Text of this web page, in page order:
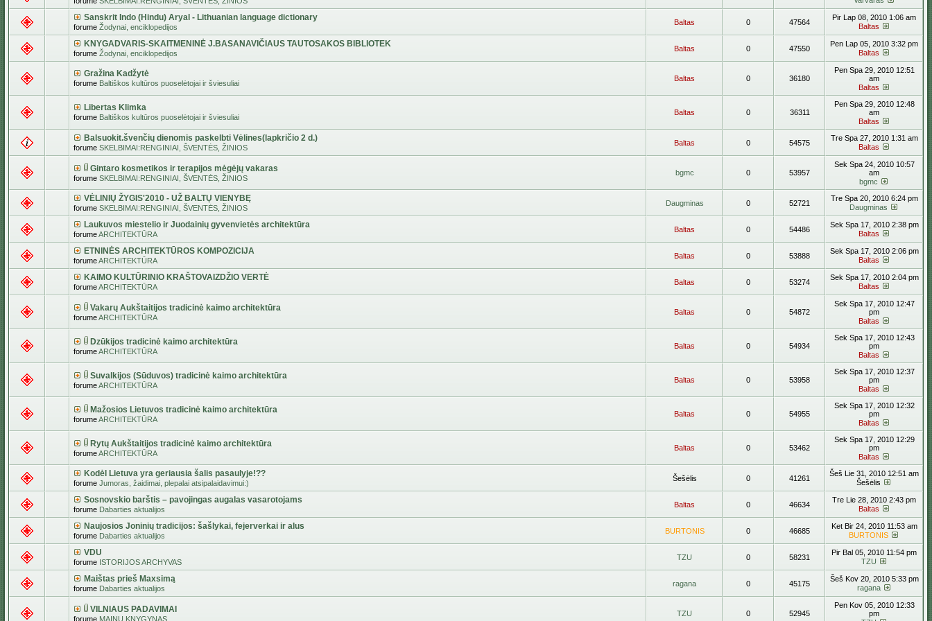
Sanskrit Indo (Hindu) Aryal - Lithuanian language dictionary
forume Žodynai, enciklopedijos
Baltas 0 47564
Pir Lap 08, 2010 1:06 am
Baltas
KNYGADVARIS-SKAITMENINĖ J.BASANAVIČIAUS TAUTOSAKOS BIBLIOTEK
forume Žodynai, enciklopedijos
Baltas 0 47550
Pen Lap 05, 2010 3:32 pm
Baltas
Gražina Kadžytė
forume Baltiškos kultūros puoselėtojai ir šviesuliai
Baltas 0 36180
Pen Spa 29, 2010 12:51
am
Baltas
Libertas Klimka
forume Baltiškos kultūros puoselėtojai ir šviesuliai
Baltas 0 36311
Pen Spa 29, 2010 12:48
am
Baltas
Balsuokit.švenčių dienomis paskelbti Vėlines(lapkričio 2 d.)
forume SKELBIMAI:RENGINIAI, ŠVENTĖS, ŽINIOS
Baltas 0 54575
Tre Spa 27, 2010 1:31 am
Baltas
Gintaro kosmetikos ir terapijos mėgėjų vakaras
forume SKELBIMAI:RENGINIAI, ŠVENTĖS, ŽINIOS
bgmc 0 53957
Sek Spa 24, 2010 10:57
am
bgmc
VĖLINIŲ ŽYGIS'2010 - UŽ BALTŲ VIENYBĘ
forume SKELBIMAI:RENGINIAI, ŠVENTĖS, ŽINIOS
Daugminas 0 52721
Tre Spa 20, 2010 6:24 pm
Daugminas
Laukuvos miestelio ir Juodainių gyvenvietės architektūra
forumeARCHITEKTŪRA
Baltas 0 54486
Sek Spa 17, 2010 2:38 pm
Baltas
ETNINĖS ARCHITEKTŪROS KOMPOZICIJA
forumeARCHITEKTŪRA
Baltas 0 53888
Sek Spa 17, 2010 2:06 pm
Baltas
KAIMO KULTŪRINIO KRAŠTOVAIZDŽIO VERTĖ
forumeARCHITEKTŪRA
Baltas 0 53274
Sek Spa 17, 2010 2:04 pm
Baltas
Vakarų Aukštaitijos tradicinė kaimo architektūra
forumeARCHITEKTŪRA
Baltas 0 54872
Sek Spa 17, 2010 12:47
pm
Baltas
Dzūkijos tradicinė kaimo architektūra
forumeARCHITEKTŪRA
Baltas 0 54934
Sek Spa 17, 2010 12:43
pm
Baltas
Suvalkijos (Sūduvos) tradicinė kaimo architektūra
forumeARCHITEKTŪRA
Baltas 0 53958
Sek Spa 17, 2010 12:37
pm
Baltas
Mažosios Lietuvos tradicinė kaimo architektūra
forumeARCHITEKTŪRA
Baltas 0 54955
Sek Spa 17, 2010 12:32
pm
Baltas
Rytų Aukštaitijos tradicinė kaimo architektūra
forumeARCHITEKTŪRA
Baltas 0 53462
Sek Spa 17, 2010 12:29
pm
Baltas
Kodėl Lietuva yra geriausia šalis pasaulyje!??
forume Jumoras, žaidimai, plepalai atsipalaidavimui:)
Šešėlis 0 41261
Šeš Lie 31, 2010 12:51 am
Šešėlis
Sosnovskio barštis – pavojingas augalas vasarotojams
forume Dabarties aktualijos
Baltas 0 46634
Tre Lie 28, 2010 2:43 pm
Baltas
Naujosios Joninių tradicijos: šašlykai, fejerverkai ir alus
forume Dabarties aktualijos
BURTONIS 0 46685
Ket Bir 24, 2010 11:53 am
BURTONIS
VDU
forume ISTORIJOS ARCHYVAS
TZU 0 58231
Pir Bal 05, 2010 11:54 pm
TZU
Maištas prieš Maxsimą
forume Dabarties aktualijos
ragana 0 45175
Šeš Kov 20, 2010 5:33 pm
ragana
VILNIAUS PADAVIMAI
forume MAINŲ KNYGYNAS
TZU 0 52945
Pen Kov 05, 2010 12:33
pm